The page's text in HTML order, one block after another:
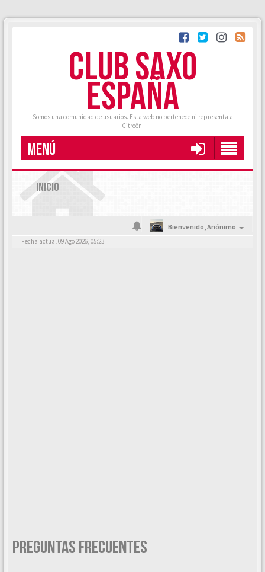
CLUB SAXO
ESPAÑA
Somos una comunidad de usuarios. Esta web no pertenece ni representa a
Citroën.
MENÚ
INICIO
Bienvenido,Anónimo
Fecha actual 09 Ago 2026, 05:23
Preguntas Frecuentes